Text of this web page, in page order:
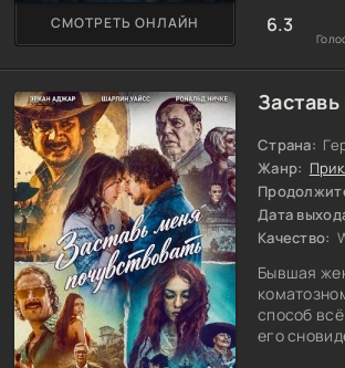
СМОТРЕТЬ ОНЛАЙН 6.3
Страна:
Жанр:
Дата
Качество:
Бывшая
способ
его